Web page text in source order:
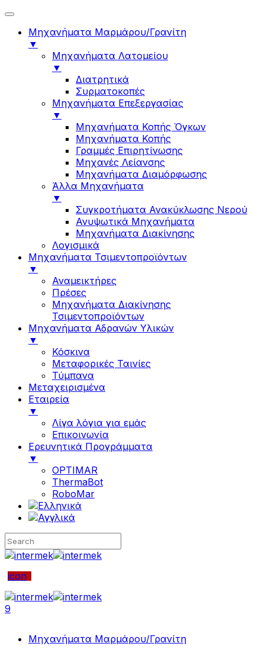
Μηχανήματα Μαρμάρου/Γρανίτη
▼
Μηχανήματα Λατομείου
▼
Διατρητικά
Συρματοκοπές
Μηχανήματα Επεξεργασίας
▼
Μηχανήματα Κοπής Όγκων
Μηχανήματα Κοπής
Γραμμές Επιρητίνωσης
Μηχανές Λείανσης
Μηχανήματα Διαμόρφωσης
Άλλα Μηχανήματα
▼
Συγκροτήματα Ανακύκλωσης Νερού
Ανυψωτικά Μηχανήματα
Μηχανήματα Διακίνησης
Λογισμικά
Μηχανήματα Τσιμεντοπροϊόντων
▼
Αναμεικτήρες
Πρέσες
Μηχανήματα Διακίνησης
Τσιμεντοπροϊόντων
Μηχανήματα Αδρανών Υλικών
▼
Κόσκινα
Μεταφορικές Ταινίες
Τύμπανα
Μεταχειρισμένα
Εταιρεία
▼
Λίγα λόγια για εμάς
Επικοινωνία
Ερευνητικά Προγράμματα
▼
OPTIMAR
ThermaBot
RoboMar
icon
9
Μηχανήματα Μαρμάρου/Γρανίτη